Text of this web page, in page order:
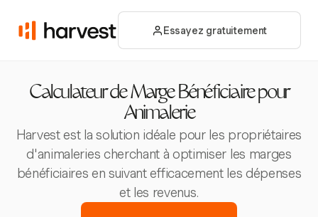
Essayez gratuitement
Calculateur de Marge Bénéficiaire pour
Animalerie
Harvest est la solution idéale pour les propriétaires
d'animaleries cherchant à optimiser les marges
bénéficiaires en suivant efficacement les dépenses
et les revenus.